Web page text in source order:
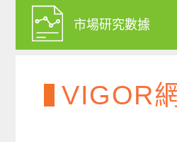
市場研究數據
VIGOR